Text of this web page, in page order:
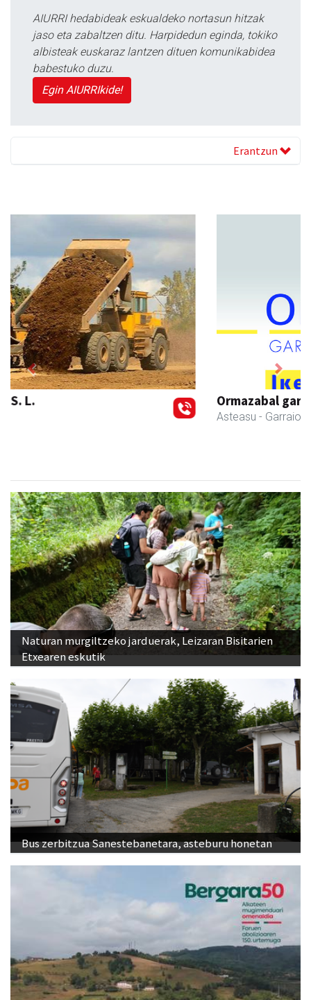
AIURRI hedabideak eskualdeko nortasun hitzak
jaso eta zabaltzen ditu. Harpidedun eginda, tokiko
albisteak euskaraz lantzen dituen komunikabidea
babestuko duzu.
Egin AIURRIkide!
Erantzun
Ormazabal garraioak
Previous Next
Naturan murgiltzeko jarduerak, Leizaran Bisitarien
Etxearen eskutik
Bus zerbitzua Sanestebanetara, asteburu honetan